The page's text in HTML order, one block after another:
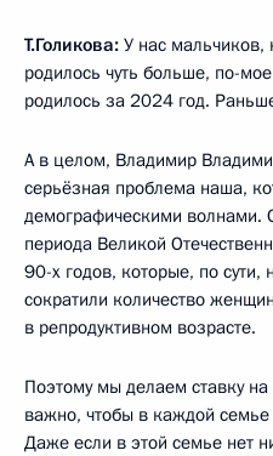
Т.Голикова: У нас мальчиков,
родилось чуть больше, по-
родилось за 2024 год.
А в целом, Владимир
серьёзная проблема наша,
демографическими волнами.
периода Великой
90-х годов, которые, по
сократили количество
в репродуктивном возрасте.
Поэтому мы делаем ставку
важно, чтобы в каждой
Даже если в этой семье нет